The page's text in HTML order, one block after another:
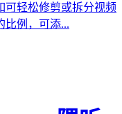
可轻松修剪或拆分视频
比例，可添...